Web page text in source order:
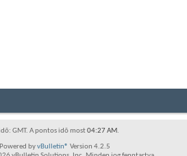
GMT. A pontos idõ most04:27 AM.
Powered byvBulletin® Version 4.2.5